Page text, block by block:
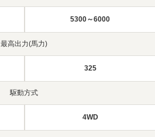
5300～6000
最高出力(馬力)
325
駆動方式
4WD